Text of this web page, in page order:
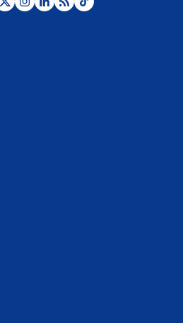
Posesión de Abelardo De La Espriella